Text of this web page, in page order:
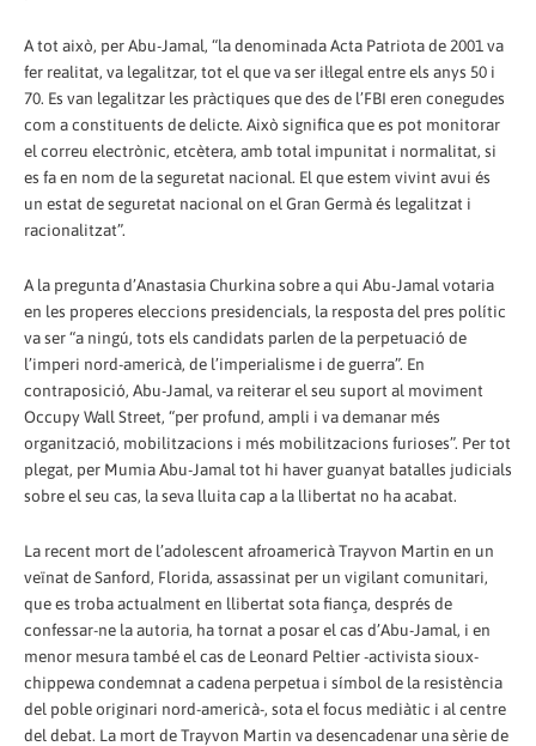
A tot això, per Abu-Jamal, “la denominada Acta Patriota de 2001 va
fer realitat, va legalitzar, tot el que va ser il·legal entre els anys 50 i
70. Es van legalitzar les pràctiques que des de l’FBI eren conegudes
com a constituents de delicte. Això significa que es pot monitorar
el correu electrònic, etcètera, amb total impunitat i normalitat, si
es fa en nom de la seguretat nacional. El que estem vivint avui és
un estat de seguretat nacional on el Gran Germà és legalitzat i
racionalitzat”.
A la pregunta d’Anastasia Churkina sobre a qui Abu-Jamal votaria
en les properes eleccions presidencials, la resposta del pres polític
va ser “a ningú, tots els candidats parlen de la perpetuació de
l’imperi nord-americà, de l’imperialisme i de guerra”. En
contraposició, Abu-Jamal, va reiterar el seu suport al moviment
Occupy Wall Street, “per profund, ampli i va demanar més
organització, mobilitzacions i més mobilitzacions furioses”. Per tot
plegat, per Mumia Abu-Jamal tot hi haver guanyat batalles judicials
sobre el seu cas, la seva lluita cap a la llibertat no ha acabat.
La recent mort de l’adolescent afroamericà Trayvon Martin en un
veïnat de Sanford, Florida, assassinat per un vigilant comunitari,
que es troba actualment en llibertat sota fiança, després de
confessar-ne la autoria, ha tornat a posar el cas d’Abu-Jamal, i en
menor mesura també el cas de Leonard Peltier -activista sioux-
chippewa condemnat a cadena perpetua i símbol de la resistència
del poble originari nord-americà-, sota el focus mediàtic i al centre
del debat. La mort de Trayvon Martin va desencadenar una sèrie de